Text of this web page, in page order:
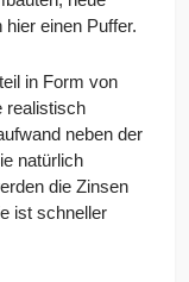
einen Puffer.
in Form von
realistisch
neben der
natürlich
die Zinsen
ist schneller